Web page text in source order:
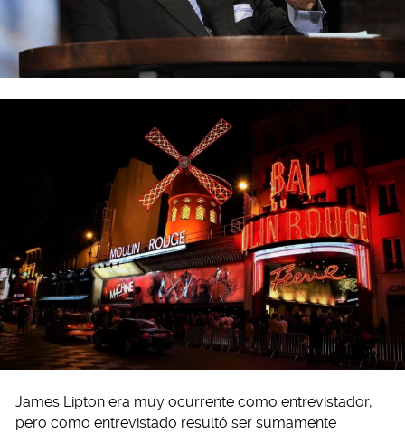
James Lipton era muy ocurrente como entrevistador,
pero como entrevistado resultó ser sumamente